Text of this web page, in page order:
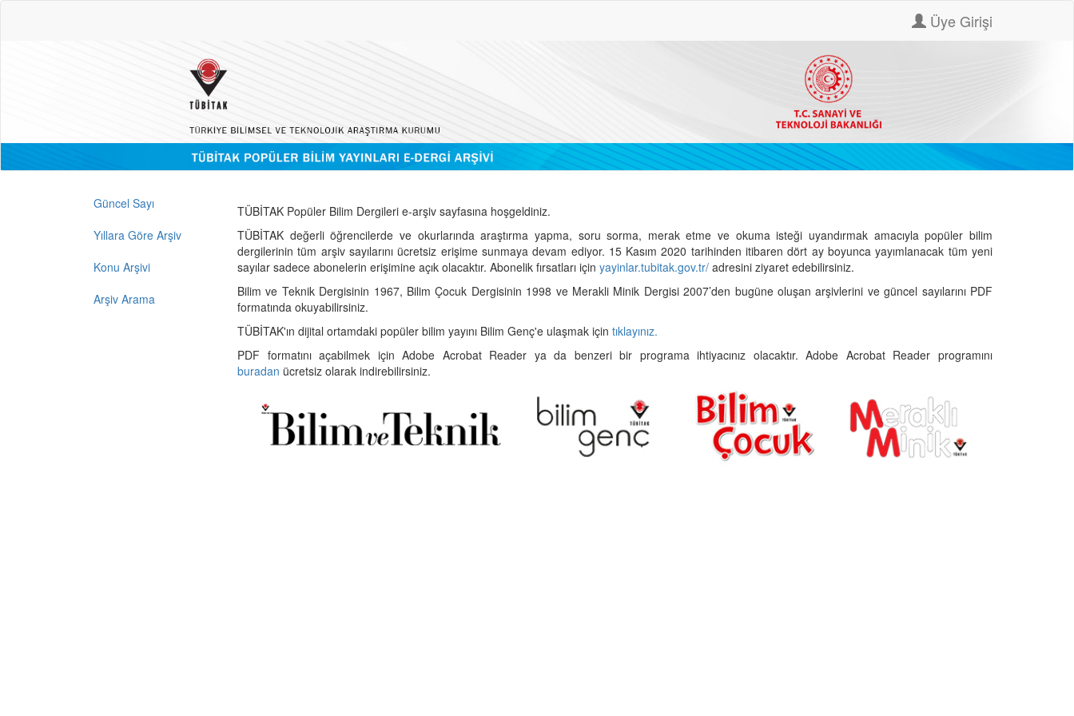
Üye Girişi
Güncel Sayı
Yıllara Göre Arşiv
Konu Arşivi
Arşiv Arama
TÜBİTAK Popüler Bilim Dergileri e-arşiv sayfasına hoşgeldiniz.
TÜBİTAK değerli öğrencilerde ve okurlarında araştırma yapma, soru sorma, merak etme ve okuma isteği uyandırmak amacıyla popüler bilim
dergilerinin tüm arşiv sayılarını ücretsiz erişime sunmaya devam ediyor. 15 Kasım 2020 tarihinden itibaren dört ay boyunca yayımlanacak tüm yeni
sayılar sadece abonelerin erişimine açık olacaktır. Abonelik fırsatları için yayinlar.tubitak.gov.tr/ adresini ziyaret edebilirsiniz.
Bilim ve Teknik Dergisinin 1967, Bilim Çocuk Dergisinin 1998 ve Merakli Minik Dergisi 2007’den bugüne oluşan arşivlerini ve güncel sayılarını PDF
formatında okuyabilirsiniz.
TÜBİTAK'ın dijital ortamdaki popüler bilim yayını Bilim Genç'e ulaşmak için tıklayınız.
PDF formatını açabilmek için Adobe Acrobat Reader ya da benzeri bir programa ihtiyacınız olacaktır. Adobe Acrobat Reader programını
buradan ücretsiz olarak indirebilirsiniz.